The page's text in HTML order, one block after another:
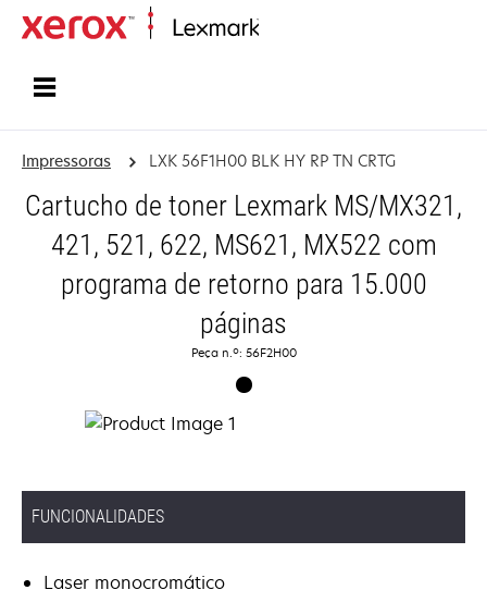
Impressoras LXK 56F1H00 BLK HY RP TN CRTG
Cartucho de toner Lexmark MS/MX321,
421, 521, 622, MS621, MX522 com
programa de retorno para 15.000
páginas
Peça n.º: 56F2H00
FUNCIONALIDADES
Laser monocromático